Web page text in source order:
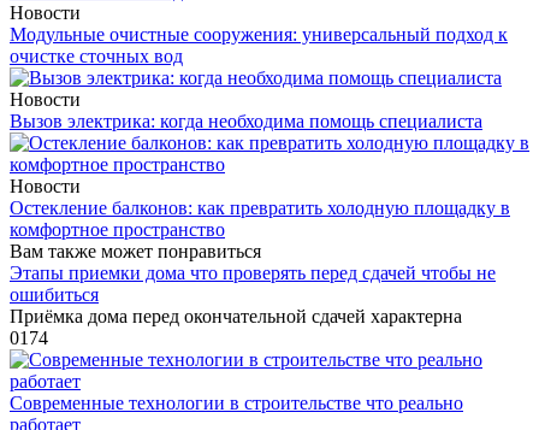
Новости
Модульные очистные сооружения: универсальный подход к
очистке сточных вод
Новости
Вызов электрика: когда необходима помощь специалиста
Новости
Остекление балконов: как превратить холодную площадку в
комфортное пространство
Вам также может понравиться
Этапы приемки дома что проверять перед сдачей чтобы не
ошибиться
Приёмка дома перед окончательной сдачей характерна
0174
Современные технологии в строительстве что реально
работает